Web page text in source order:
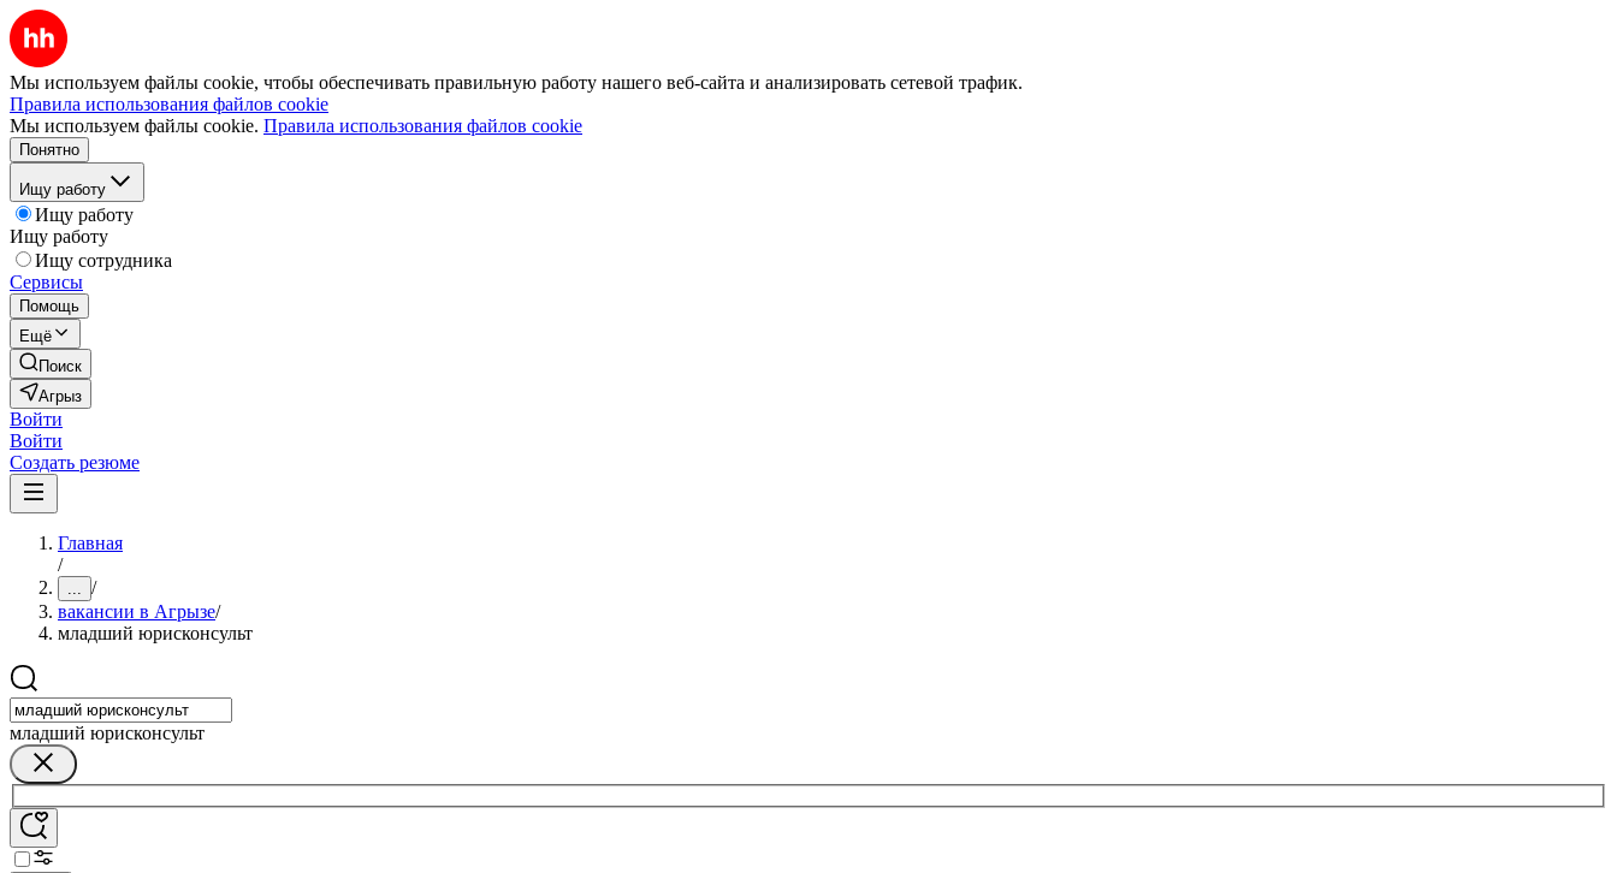
Мы используем файлы cookie, чтобы обеспечивать правильную работу нашего веб-сайта и анализировать сетевой трафик.
Правила использования файлов cookie
Мы используем файлы cookie. Правила использования файлов cookie
Понятно
Ищу работу
Ищу работу
Ищу работу
Ищу сотрудника
Сервисы
Помощь
Ещё
Поиск
Агрыз
Войти
Войти
Создать резюме
Главная
/
... /
вакансии в Агрызе/
младший юрисконсульт
младший юрисконсульт